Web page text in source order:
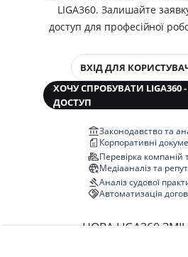
LIGA360. Залишайте
доступ для професійної
ВХІД ДЛЯ
ХОЧУ СПРОБУВАТИ
ДОСТУП
Законодавство та
Корпоративні
Перевірка компаній
Медіааналіз та
Аналіз судової
Автоматизація
НОВА LIGA360